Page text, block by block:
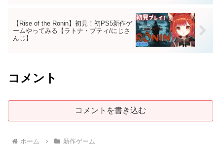
【Rise of the Ronin】初見！初PS5新作ゲ
ームやってみる【ラトナ・プティ/にじさ
んじ】
コメント
コメントを書き込む
ホーム 新作ゲーム